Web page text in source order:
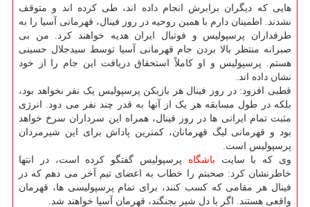
هایی که دیگران برابرش انجام داده اند، طی کرده اند و متوقف
نشدند. اطمینان دارم با همین روحیه در روز فینال، قهرمانی آسیا را به
طرفداران پرسپولیس و فوتبال ایران هدیه خواهند کرد. من بی
صبرانه منتظر بالا بردن جام قهرمانی آسیا توسط سیدجلال حسینی
هستم. پرسپولیس و او کاملاً استحقاق دریافت این جام را از خود
نشان داده اند.
قطبی افزود: در روز فینال هر بازیکن پرسپولیس یک نفر نخواهد بود،
بلکه در طول مسابقه هر یک از آنها به قدر چند نفر می دود. انرژی
مثبت تمام ایرانی ها در روز فینال، همراه این سرداران سرخ خواهد
بود و قهرمانی لیگ قهرمانان، کمترین پاداش برای این شیرمردان
پرسپولیس است.
وی که با سایت باشگاه پرسپولیس گفتگو کرده است، در انتها
خاطرنشان کرد: صحبتم را خطاب به اعضای تیم آخر می دهم که در
فینال هر مقامی که کسب کنند، برای تمام پرسپولیسی ها، قهرمان
واقعی هستند. اگر با دل شیر بجنگند، قهرمان آسیا خواهند شد.